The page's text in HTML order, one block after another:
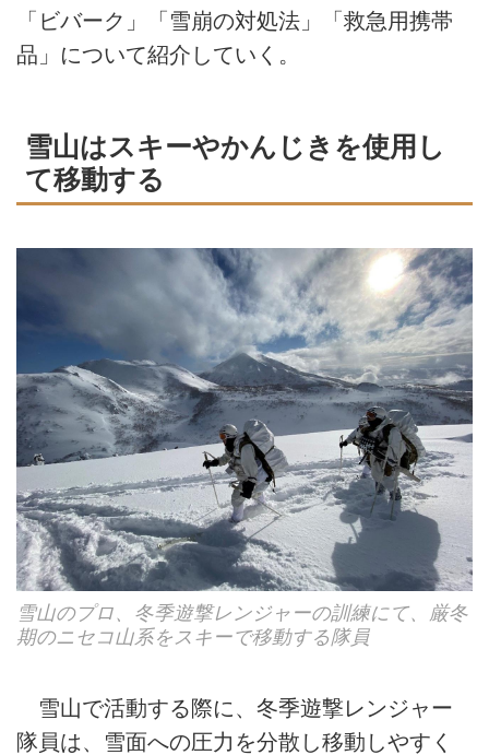
「ビバーク」「雪崩の対処法」「救急用携帯
品」について紹介していく。
雪山はスキーやかんじきを使用し
て移動する
雪山のプロ、冬季遊撃レンジャーの訓練にて、厳冬
期のニセコ山系をスキーで移動する隊員
雪山で活動する際に、冬季遊撃レンジャー
隊員は、雪面への圧力を分散し移動しやすく